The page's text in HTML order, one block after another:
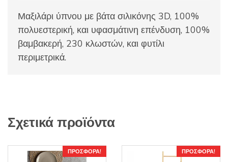
Μαξιλάρι ύπνου με βάτα σιλικόνης 3D, 100%
πολυεστερική, και υφασμάτινη επένδυση, 100%
βαμβακερή, 230 κλωστών, και φυτίλι
περιμετρικά.
Σχετικά προϊόντα
ΠΡΟΣΦΟΡΆ! ΠΡΟΣΦΟΡΆ!